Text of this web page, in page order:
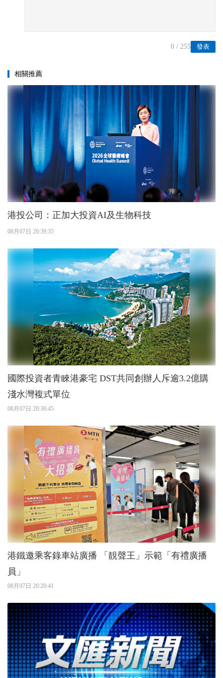
發表
0 / 255
相關推薦
港投公司：正加大投資AI及生物科技
08月07日 20:39:35
國際投資者青睞港豪宅 DST共同創辦人斥逾3.2億購
淺水灣複式單位
08月07日 20:30:45
港鐵邀乘客錄車站廣播 「靚聲王」示範「有禮廣播
員」
08月07日 20:20:41